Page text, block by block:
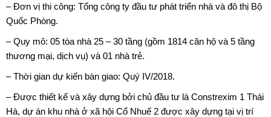
– Đơn vị thi công: Tổng công ty đầu tư phát triển nhà và đô thị Bộ
Quốc Phòng.
– Quy mô: 05 tòa nhà 25 – 30 tầng (gồm 1814 căn hộ và 5 tầng
thương mại, dịch vụ) và 01 nhà trẻ.
– Thời gian dự kiến bàn giao: Quý IV/2018.
– Được thiết kế và xây dựng bởi chủ đầu tư là Constrexim 1 Thái
Hà, dự án khu nhà ở xã hội Cổ Nhuế 2 được xây dựng tại vị trí